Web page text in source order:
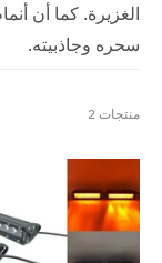
الغزيرة. كما أن
سحره وجاذبيته.
2 منتجات